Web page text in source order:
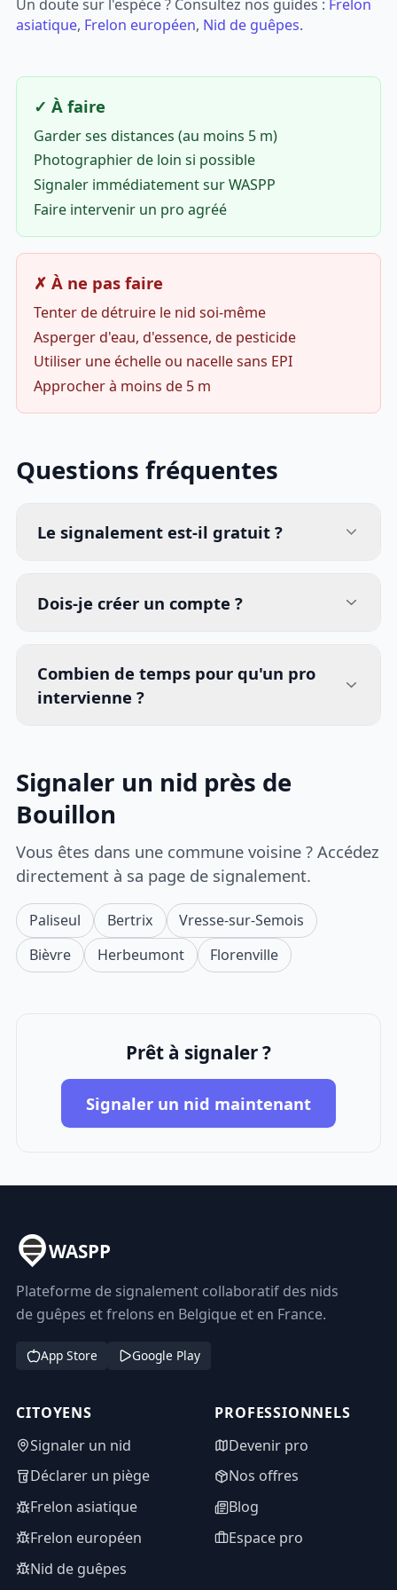
Un doute sur l'espèce ? Consultez nos guides : Frelon
asiatique, Frelon européen, Nid de guêpes.
✓ À faire
Garder ses distances (au moins 5 m)
Photographier de loin si possible
Signaler immédiatement sur WASPP
Faire intervenir un pro agréé
✗ À ne pas faire
Tenter de détruire le nid soi-même
Asperger d'eau, d'essence, de pesticide
Utiliser une échelle ou nacelle sans EPI
Approcher à moins de 5 m
Questions fréquentes
Le signalement est-il gratuit ?
Dois-je créer un compte ?
Combien de temps pour qu'un pro
intervienne ?
Signaler un nid près de
Bouillon
Vous êtes dans une commune voisine ? Accédez
directement à sa page de signalement.
Paliseul Bertrix
Vresse-sur-Semois
Bièvre
Herbeumont Florenville
Prêt à signaler ?
Signaler un nid maintenant
WASPP
Plateforme de signalement collaboratif des nids
de guêpes et frelons en Belgique et en France.
App Store Google Play
CITOYENS
Signaler un nid
Déclarer un piège
Frelon asiatique
Frelon européen
Nid de guêpes
PROFESSIONNELS
Devenir pro
Nos offres
Blog
Espace pro